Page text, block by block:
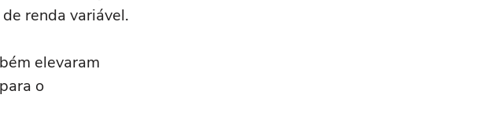
renda variável.
elevaram
o